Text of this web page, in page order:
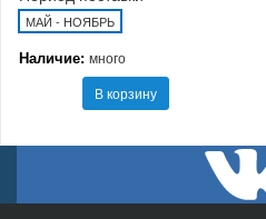
МАЙ - НОЯБРЬ
Наличие: много
В корзину